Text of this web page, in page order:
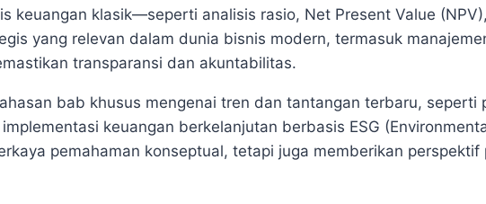
keuangan klasik—seperti analisis rasio, Net Present Value
yang relevan dalam dunia bisnis modern, termasuk
transparansi dan akuntabilitas.
bab khusus mengenai tren dan tantangan terbaru,
keuangan berkelanjutan berbasis ESG
pemahaman konseptual, tetapi juga memberikan